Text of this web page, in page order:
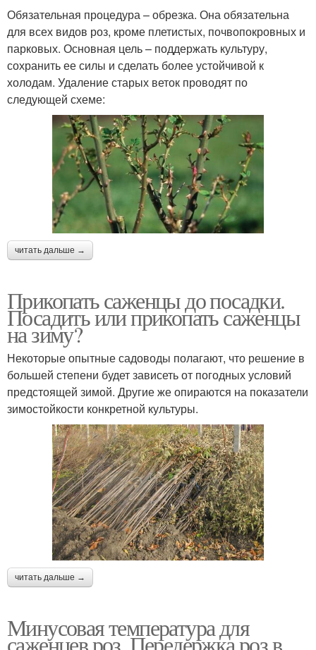
Обязательная процедура – обрезка. Она обязательна
для всех видов роз, кроме плетистых, почвопокровных и
парковых. Основная цель – поддержать культуру,
сохранить ее силы и сделать более устойчивой к
холодам. Удаление старых веток проводят по
следующей схеме:
читать дальше →
Прикопать саженцы до посадки.
Посадить или прикопать саженцы
на зиму?
Некоторые опытные садоводы полагают, что решение в
большей степени будет зависеть от погодных условий
предстоящей зимой. Другие же опираются на показатели
зимостойкости конкретной культуры.
читать дальше →
Минусовая температура для
саженцев роз. Передержка роз в